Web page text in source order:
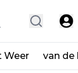
Weer van de